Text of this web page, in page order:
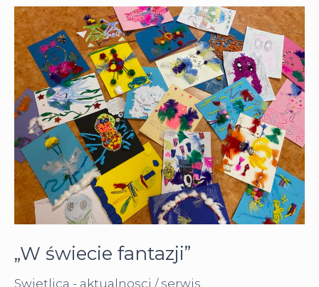
„W świecie fantazji”
Swietlica - aktualnosci / serwis